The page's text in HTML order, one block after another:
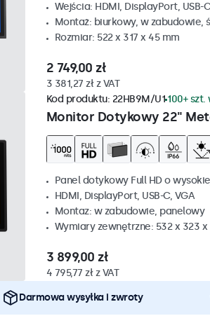
Wejścia: HDMI, DisplayPort, USB-
Montaż: biurkowy, w zabudowie,
Rozmiar: 522 x 317 x 45 mm
2 749,00 zł
3 381,27 zł z VAT
Monitor Dotykowy 22"
Kod produktu: 22HB9M/U1 100+
Panel dotykowy Full HD o
HDMI, DisplayPort, USB-C, VGA
Montaz: w zabudowie, panelowy
Wymiary zewnętrzne: 532 x 323
3 899,00 zł
4 795,77 zł z VAT
Darmowa wysyłka i zwroty